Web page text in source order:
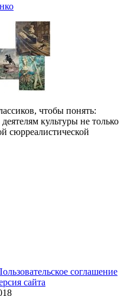
чтобы понять:
культуры не только
сюрреалистической
соглашение
сайта